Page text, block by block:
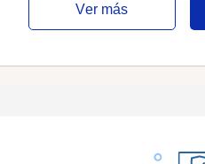
ver más